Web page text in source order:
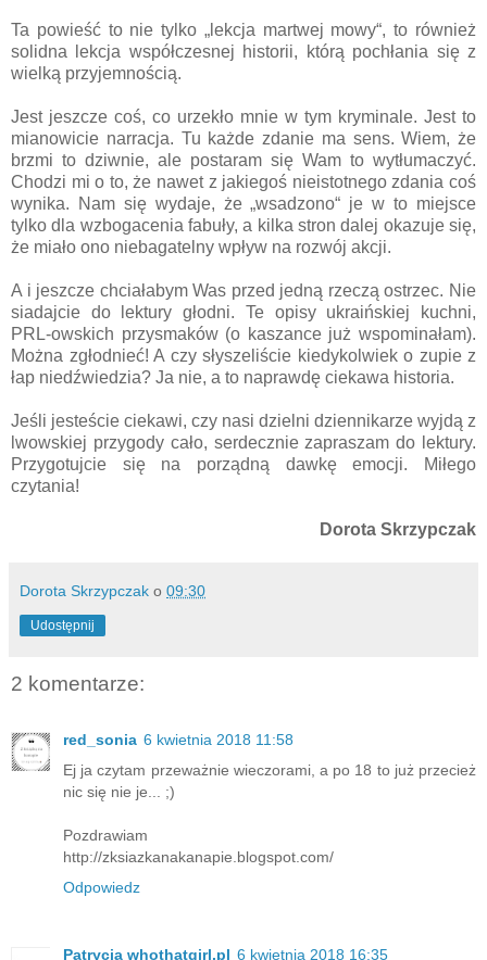
Ta powieść to nie tylko „lekcja martwej mowy“, to również
solidna lekcja współczesnej historii, którą pochłania się z
wielką przyjemnością.
Jest jeszcze coś, co urzekło mnie w tym kryminale. Jest to
mianowicie narracja. Tu każde zdanie ma sens. Wiem, że
brzmi to dziwnie, ale postaram się Wam to wytłumaczyć.
Chodzi mi o to, że nawet z jakiegoś nieistotnego zdania coś
wynika. Nam się wydaje, że „wsadzono“ je w to miejsce
tylko dla wzbogacenia fabuły, a kilka stron dalej okazuje się,
że miało ono niebagatelny wpływ na rozwój akcji.
A i jeszcze chciałabym Was przed jedną rzeczą ostrzec. Nie
siadajcie do lektury głodni. Te opisy ukraińskiej kuchni,
PRL-owskich przysmaków (o kaszance już wspominałam).
Można zgłodnieć! A czy słyszeliście kiedykolwiek o zupie z
łap niedźwiedzia? Ja nie, a to naprawdę ciekawa historia.
Jeśli jesteście ciekawi, czy nasi dzielni dziennikarze wyjdą z
lwowskiej przygody cało, serdecznie zapraszam do lektury.
Przygotujcie się na porządną dawkę emocji. Miłego
czytania!
Dorota Skrzypczak
Dorota Skrzypczak o 09:30
Udostępnij
2 komentarze:
red_sonia 6 kwietnia 2018 11:58
Ej ja czytam przeważnie wieczorami, a po 18 to już przecież
nic się nie je... ;)
Pozdrawiam
http://zksiazkanakanapie.blogspot.com/
Odpowiedz
Patrycja whothatgirl.pl 6 kwietnia 2018 16:35